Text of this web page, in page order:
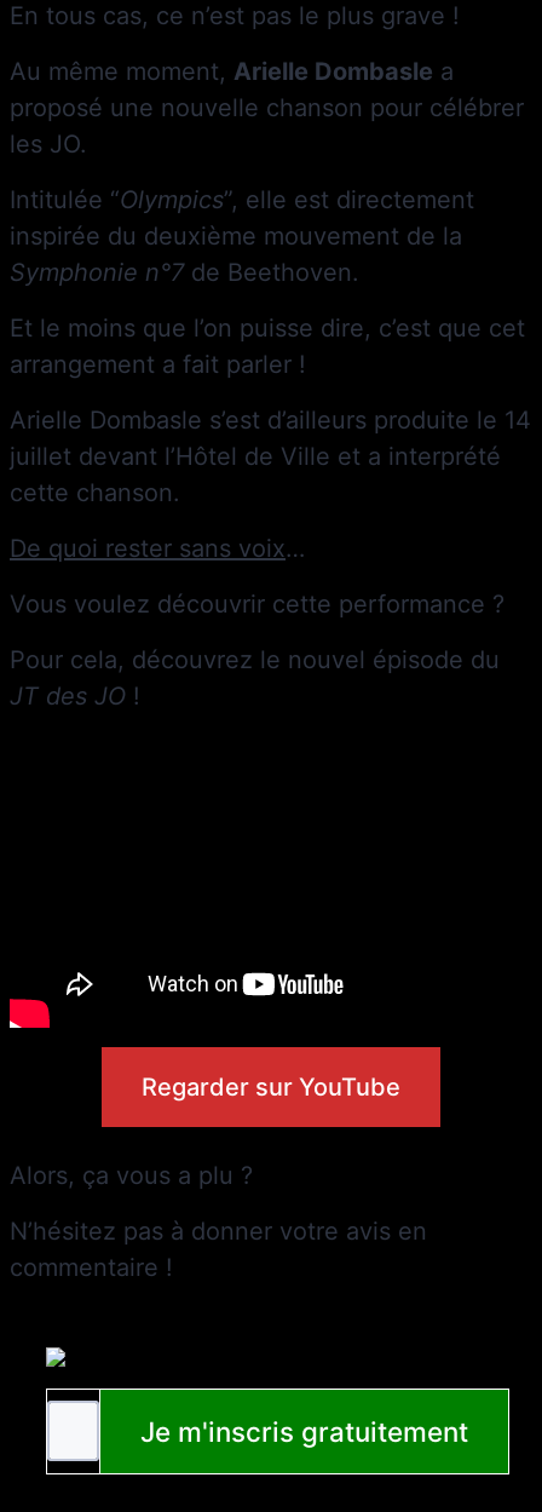
En tous cas, ce n’est pas le plus grave !
Au même moment, Arielle Dombasle a
proposé une nouvelle chanson pour célébrer
les JO.
Intitulée “Olympics”, elle est directement
inspirée du deuxième mouvement de la
Symphonie n°7de Beethoven.
Et le moins que l’on puisse dire, c’est que cet
arrangement a fait parler !
Arielle Dombasle s’est d’ailleurs produite le 14
juillet devant l’Hôtel de Ville et a interprété
cette chanson.
De quoi rester sans voix…
Vous voulez découvrir cette performance ?
Pour cela, découvrez le nouvel épisode du
JT des JO !
Regarder sur YouTube
Alors, ça vous a plu ?
N’hésitez pas à donner votre avis en
commentaire !